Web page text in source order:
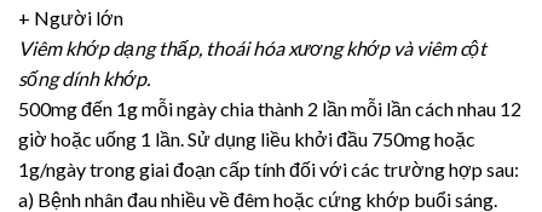
+ Người lớn
Viêm khớp dạng thấp, thoái hóa xương khớp và viêm cột
sống dính khớp.
500mg đến 1g mỗi ngày chia thành 2 lần mỗi lần cách nhau 12
giờ hoặc uống 1 lần. Sử dụng liều khởi đầu 750mg hoặc
1g/ngày trong giai đoạn cấp tính đối với các trường hợp sau:
a) Bệnh nhân đau nhiều về đêm hoặc cứng khớp buổi sáng.